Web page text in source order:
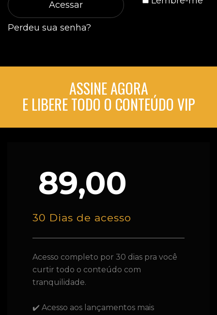
Acessar
Perdeu sua senha?
ASSINE AGORA
E LIBERE TODO O CONTEÚDO VIP
89,00
30 Dias de acesso
Acesso completo por 30 dias pra você
curtir todo o conteúdo com
tranquilidade.
✔️ Acesso aos lançamentos mais